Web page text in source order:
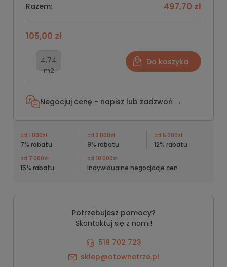
Razem: 497,70 zł
105,00 zł
m2
Do koszyka
Negocjuj cenę - napisz lub zadzwoń →
od 1 000zł
7% rabatu
od 3 000zł
9% rabatu
od 5 000zł
12% rabatu
od 7 000zł
15% rabatu
od 10 000zł
Indywidualne negocjacje cen
Potrzebujesz pomocy?
Skontaktuj się z nami!
519 702 723
sklep@otownetrze.pl